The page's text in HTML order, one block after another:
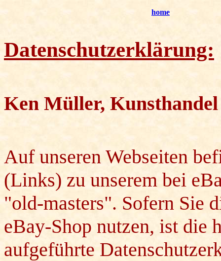
home
Datenschutzerklärung:
Ken Müller, Kunsthandel
Auf unseren Webseiten
(Links) zu unserem bei
"old-masters". Sofern Sie
eBay-Shop nutzen, ist die
aufgeführte